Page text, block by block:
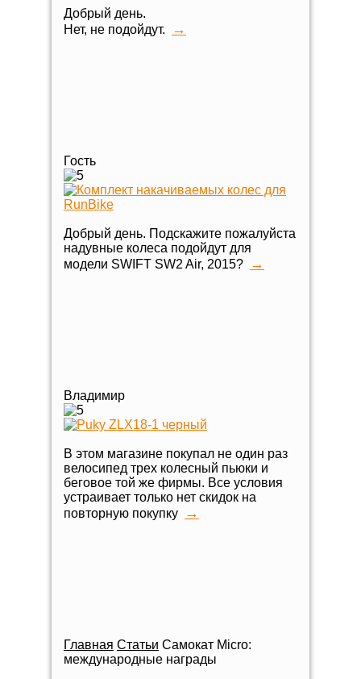
Добрый день.
Нет, не подойдут.
→
Гость
Добрый день. Подскажите пожалуйста
надувные колеса подойдут для
модели SWIFT SW2 Air, 2015?
→
Владимир
В этом магазине покупал не один раз
велосипед трех колесный пьюки и
беговое той же фирмы. Все условия
устраивает только нет скидок на
повторную покупку
→
Главная Статьи Самокат Micro:
международные награды